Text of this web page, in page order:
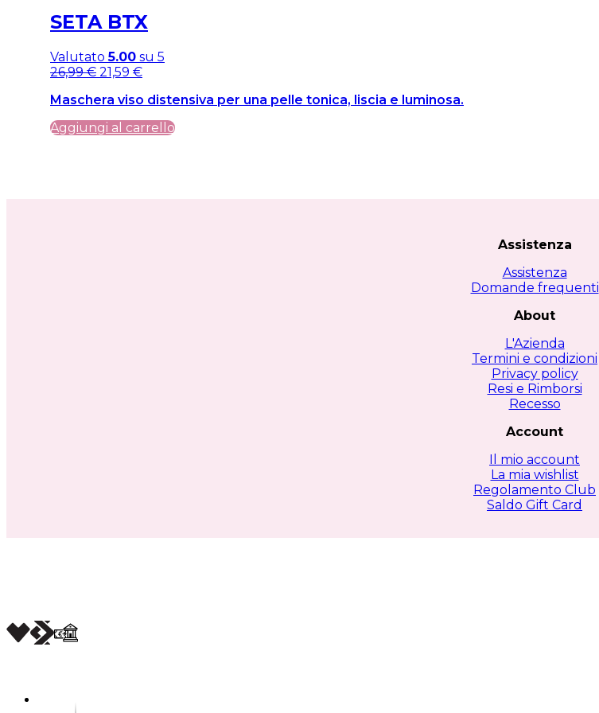
SETA BTX
Valutato5.00 su 5
Il
originale
era:
26,99 €.
26,99€Il
attuale
è:
26,99 €.
21,59 €
Maschera viso distensiva per una pelle tonica, liscia e luminosa.
Aggiungi al carrello
Assistenza
Assistenza
Domande frequenti
About
L'Azienda
Termini e condizioni
Privacy policy
Resi e Rimborsi
Recesso
Account
Il mio account
La mia wishlist
Regolamento Club
Saldo Gift Card